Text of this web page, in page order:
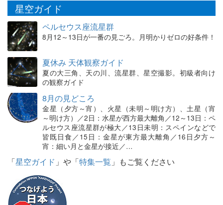
星空ガイド
ペルセウス座流星群
8月12～13日が一番の見ごろ。月明かりゼロの好条件！
夏休み 天体観察ガイド
夏の大三角、天の川、流星群、星空撮影。初級者向け
の観察ガイド
8月の見どころ
金星（夕方～宵）、火星（未明～明け方）、土星（宵
～明け方）／2日：水星が西方最大離角／12～13日：ペ
ルセウス座流星群が極大／13日未明：スペインなどで
皆既日食／15日：金星が東方最大離角／16日夕方～
宵：細い月と金星が接近／…
「星空ガイド 」や「特集一覧 」もご覧ください